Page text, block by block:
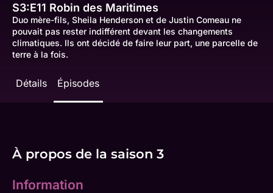
S3:E11 Robin des Maritimes
Duo mère-fils, Sheila Henderson et de Justin Comeau ne
pouvait pas rester indifférent devant les changements
climatiques. Ils ont décidé de faire leur part, une parcelle de
terre à la fois.
Détails Épisodes
À propos de la saison 3
Information